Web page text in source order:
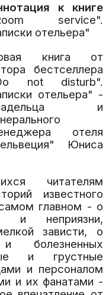
к книге
service".
отельера"
книга от
бестселлера
not disturb".
отельера" -
и
отеля
Юниса
читателям
известного
главном - о
и неприязни,
зависти, о
болезненных
и грустные
и персоналом
и их фанатами -